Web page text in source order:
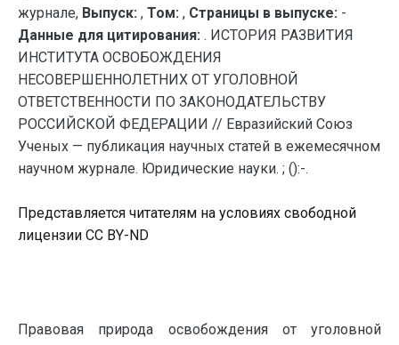
журнале, Выпуск: , Том: , Страницы в выпуске: -
Данные для цитирования: . ИСТОРИЯ РАЗВИТИЯ
ИНСТИТУТА ОСВОБОЖДЕНИЯ
НЕСОВЕРШЕННОЛЕТНИХ ОТ УГОЛОВНОЙ
ОТВЕТСТВЕННОСТИ ПО ЗАКОНОДАТЕЛЬСТВУ
РОССИЙСКОЙ ФЕДЕРАЦИИ // Евразийский Союз
Ученых — публикация научных статей в ежемесячном
научном журнале. Юридические науки. ; ():-.
Представляется читателям на условиях свободной
лицензии CC BY-ND
Правовая природа освобождения от уголовной